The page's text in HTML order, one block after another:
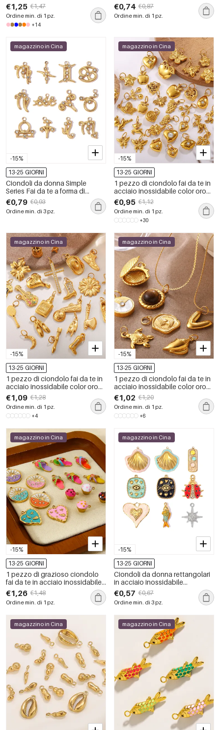
inossidabile a forma di animale
carino
€1,25 €1,47
Ordine min. di 1 pz.
+14
inossidabile a forma di frutta
€0,74 €0,87
Ordine min. di 1 pz.
-15%
magazzino in Cina
13-25 GIORNI
Ciondoli da donna Simple
Series Fai da te a forma di
costellazione, in acciaio
inossidabile impermeabile color
oro.
€0,79 €0,93
Ordine min. di 3 pz.
-15%
magazzino in Cina
13-25 GIORNI
1 pezzo di ciondolo fai da te in
acciaio inossidabile color oro
impermeabile
€0,95 €1,12
Ordine min. di 1 pz.
+30
-15%
magazzino in Cina
13-25 GIORNI
1 pezzo di ciondolo fai da te in
acciaio inossidabile color oro
impermeabile
€1,09 €1,28
Ordine min. di 1 pz.
+4
-15%
magazzino in Cina
13-25 GIORNI
1 pezzo di ciondolo fai da te in
acciaio inossidabile color oro
impermeabile
€1,02 €1,20
Ordine min. di 1 pz.
+6
-15%
magazzino in Cina
13-25 GIORNI
1 pezzo di grazioso ciondolo
fai da te in acciaio inossidabile
impermeabile color oro
€1,26 €1,48
Ordine min. di 1 pz.
-15%
magazzino in Cina
13-25 GIORNI
Ciondoli da donna rettangolari
in acciaio inossidabile
impermeabile color oro, serie
Classic, fai da te, con animali dei
cartoni animati.
€0,57 €0,67
Ordine min. di 3 pz.
magazzino in Cina magazzino in Cina